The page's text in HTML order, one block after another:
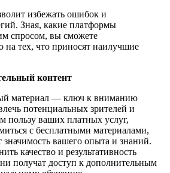
избежать ошибок и
Зная, какие платформы
спросом, вы сможете
на тех, что приносят наилучшие
контент
материал — ключ к вниманию
потенциальных зрителей и
пользу ваших платных услуг,
с бесплатными материалами,
вашего опыта и знаний.
качество и результативность
получат доступ к дополнительным